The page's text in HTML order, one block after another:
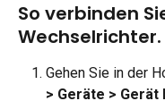
So verbinden
Wechselrichter.
Gehen Sie in der
> Geräte > Gerät